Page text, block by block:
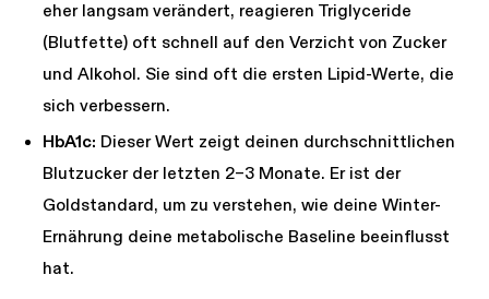
eher langsam verändert, reagieren Triglyceride
(Blutfette) oft schnell auf den Verzicht von Zucker
und Alkohol. Sie sind oft die ersten Lipid-Werte, die
sich verbessern.
HbA1c: Dieser Wert zeigt deinen durchschnittlichen
Blutzucker der letzten 2–3 Monate. Er ist der
Goldstandard, um zu verstehen, wie deine Winter-
Ernährung deine metabolische Baseline beeinflusst
hat.